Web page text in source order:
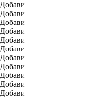
Добави
Добави
Добави
Добави
Добави
Добави
Добави
Добави
Добави
Добави
Добави